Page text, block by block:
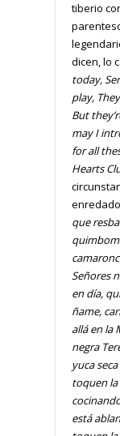
tiberio
dicen, lo
today,
play,
But
may I
for all
Hearts
que
Señores
en día,
ñame,
allá en la
negra
yuca
toquen
está